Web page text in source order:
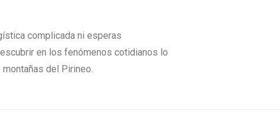
complicada ni esperas
en los fenómenos cotidianos lo
del Pirineo.